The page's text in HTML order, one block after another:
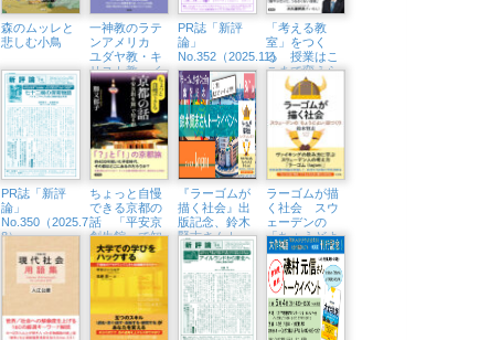
森のムッレと
悲しむ小鳥
一神教のラテ
ンアメリカ
ユダヤ教・キ
リスト教・イ
スラム教をめ
ぐって
PR誌「新評
論」
No.352（2025.11）
「考える教
室」をつく
る 授業はこ
こまで変えら
れる
PR誌「新評
論」
No.350（2025.7・
8）
ちょっと自慢
できる京都の
話 「平安京
創生館」で知
る都
『ラーゴムが
描く社会』出
版記念、鈴木
賢志さんトー
クイベント開
催（横浜・ブ
ックス
Tangerina、
8/1㈮）
ラーゴムが描
く社会 スウ
ェーデンの
「ちょうどよ
い」国づくり